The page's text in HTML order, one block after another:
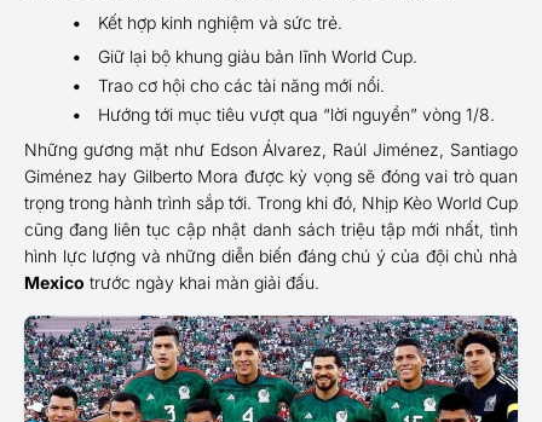
Kết hợp kinh nghiệm và sức trẻ.
Giữ lại bộ khung giàu bản lĩnh World Cup.
Trao cơ hội cho các tài năng mới nổi.
Hướng tới mục tiêu vượt qua “lời nguyền” vòng 1/8.
Những gương mặt như Edson Álvarez, Raúl Jiménez, Santiago
Giménez hay Gilberto Mora được kỳ vọng sẽ đóng vai trò quan
trọng trong hành trình sắp tới. Trong khi đó, Nhịp Kèo World Cup
cũng đang liên tục cập nhật danh sách triệu tập mới nhất, tình
hình lực lượng và những diễn biến đáng chú ý của đội chủ nhà
Mexico trước ngày khai màn giải đấu.